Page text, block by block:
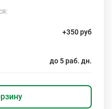
+350 руб
до 5 раб. дн.